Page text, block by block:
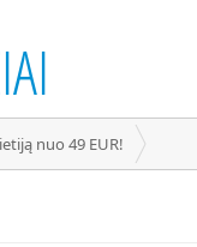
nuo 49 EUR!